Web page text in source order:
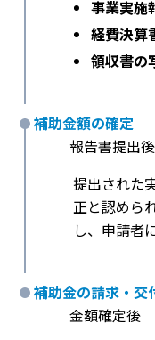
事業実施
経費決算
領収書の
補助金額の確定
報告書提出後
提出された
正と認めら
し、申請者
補助金の請求・交
金額確定後